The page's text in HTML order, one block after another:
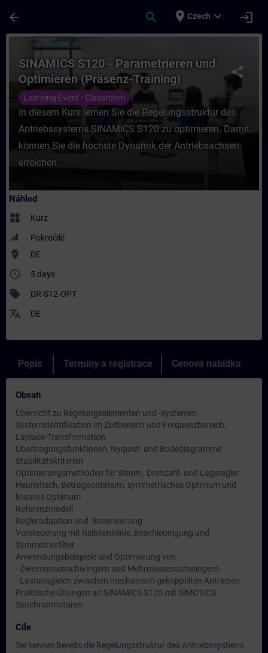
arrow_back search place Czech expand_more login
Kurz - SINAMICS S120 - Parametrieren
share
SINAMICS S120 - Parametrieren und
Optimieren (Präsenz-Training)
Learning Event - Classroom
In diesem Kurs lernen Sie die Regelungsstruktur des
Antriebssystems SINAMICS S120 zu optimieren. Damit
können Sie die höchste Dynamik der Antriebsachsen
erreichen.
Náhled
widgets Kurz
Pokročilé
where_to_vote DE
access_time 5 days
sell DR-S12-OPT
translate DE
Popis Termíny a registrace Cenová nabídka
Obsah
Übersicht zu Regelungselementen und -systemen
Systemidentifikation im Zeitbereich und Frequenzbereich,
Laplace-Transformation
Übertragungsfunktionen, Nyquist- und Bodediagramme
Stabilitätskriterien
Optimierungsmethoden für Strom-, Drehzahl- und Lageregler:
Heuristisch, Betragsoptimum, symmetrisches Optimum und
lineares Optimum
Referenzmodell
Regleradaption und -linearisierung
Vorsteuerung mit Reibkennlinie, Beschleunigung und
Symmetrierfilter
Anwendungsbeispiele und Optimierung von
- Zweimassenschwingern und Mehrmassenschwingern
- Lastausgleich zwischen mechanisch gekoppelten Antrieben
Praktische Übungen an SINAMICS S120 mit SIMOTICS
Synchronmotoren
Cíle
Sie kennen bereits die Regelungsstruktur des Antriebssystems